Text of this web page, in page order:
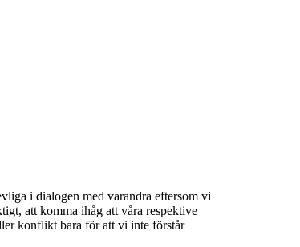
i dialogen med varandra eftersom vi
att komma ihåg att våra respektive
konflikt bara för att vi inte förstår